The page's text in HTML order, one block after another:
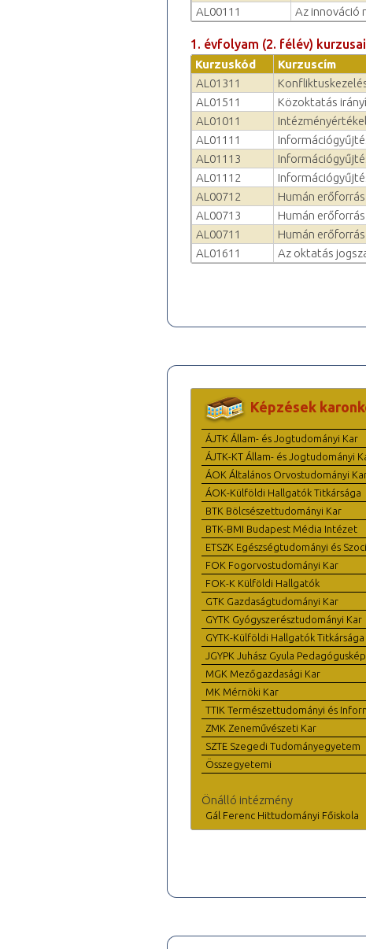
AL00111
Az innováció
1. évfolyam (2. félév) kurzusai
Kurzuskód Kurzuscím
AL01311
AL01511
Közoktatás
AL01011
AL01111
AL01113
AL01112
AL00712
Humán
AL00713
Humán
AL00711
Humán erőforrás
AL01611
Az oktatás
Képzések
ÁJTK Állam- és Jogtudományi Kar
ÁJTK-KT Állam- és Jogtudományi
ÁOK Általános Orvostudományi
ÁOK-Külföldi Hallgatók Titkársága
BTK Bölcsészettudományi Kar
BTK-BMI Budapest Média Intézet
ETSZK Egészségtudományi és
FOK Fogorvostudományi Kar
FOK-K Külföldi Hallgatók
GTK Gazdaságtudományi Kar
GYTK Gyógyszerésztudományi Kar
GYTK-Külföldi Hallgatók Titkársága
JGYPK Juhász Gyula
MGK Mezőgazdasági Kar
MK Mérnöki Kar
TTIK Természettudományi és
ZMK Zeneművészeti Kar
SZTE Szegedi Tudományegyetem
Összegyetemi
Önálló intézmény
Gál Ferenc Hittudományi Főiskola